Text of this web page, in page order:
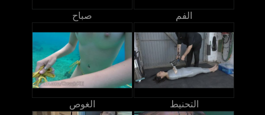
صباح الفم
الغوص التحنيط